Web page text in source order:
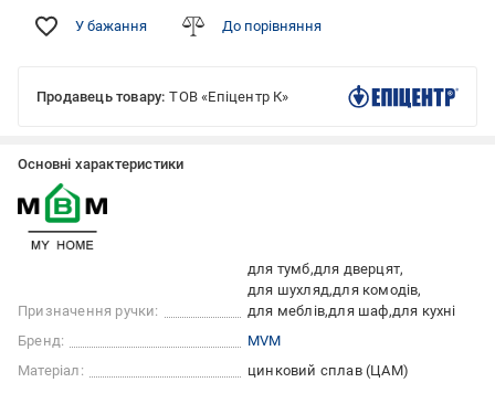
У бажання До порівняння
Продавець товару: ТОВ «Епіцентр К»
Основні характеристики
Призначення ручки:
для тумб для дверцят
для шухляд для комодів
для меблів для шаф для кухні
Бренд:
MVM
Матеріал:
цинковий сплав (ЦАМ)